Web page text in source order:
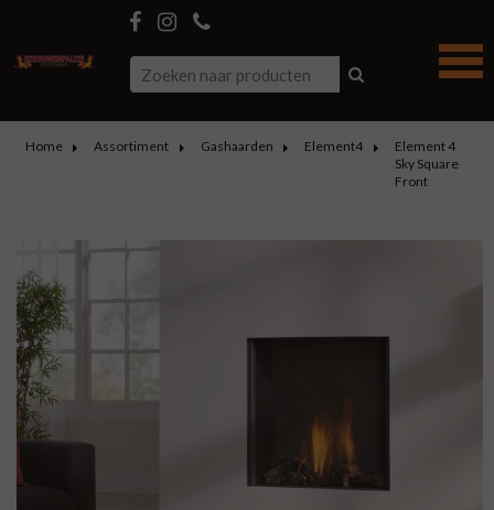
Home Assortiment Gashaarden Element4
Element 4
Sky Square
Front